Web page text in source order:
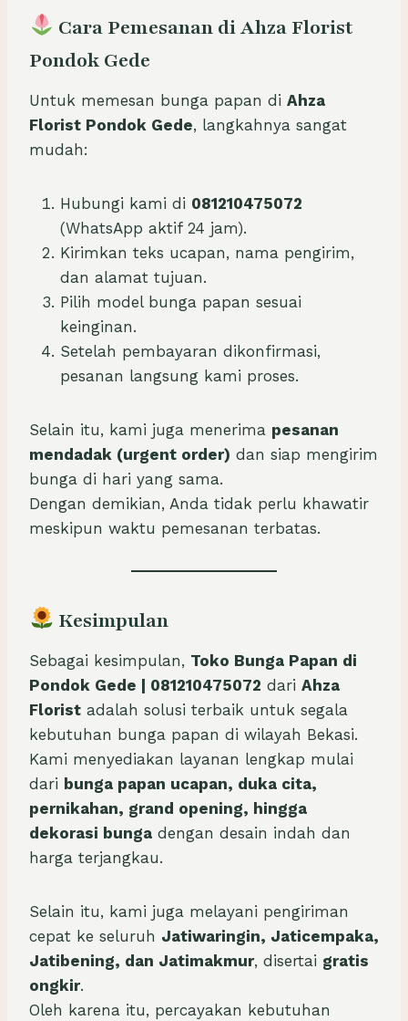
Cara Pemesanan di Ahza Florist
Pondok Gede
Untuk memesan bunga papan di Ahza
Florist Pondok Gede, langkahnya sangat
mudah:
Hubungi kami di 081210475072
(WhatsApp aktif 24 jam).
Kirimkan teks ucapan, nama pengirim,
dan alamat tujuan.
Pilih model bunga papan sesuai
keinginan.
Setelah pembayaran dikonfirmasi,
pesanan langsung kami proses.
Selain itu, kami juga menerima pesanan
mendadak (urgent order) dan siap mengirim
bunga di hari yang sama.
Dengan demikian, Anda tidak perlu khawatir
meskipun waktu pemesanan terbatas.
Kesimpulan
Sebagai kesimpulan, Toko Bunga Papan di
Pondok Gede | 081210475072 dari Ahza
Florist adalah solusi terbaik untuk segala
kebutuhan bunga papan di wilayah Bekasi.
Kami menyediakan layanan lengkap mulai
dari bunga papan ucapan, duka cita,
pernikahan, grand opening, hingga
dekorasi bunga dengan desain indah dan
harga terjangkau.
Selain itu, kami juga melayani pengiriman
cepat ke seluruh Jatiwaringin, Jaticempaka,
Jatibening, dan Jatimakmur, disertai gratis
ongkir.
Oleh karena itu, percayakan kebutuhan